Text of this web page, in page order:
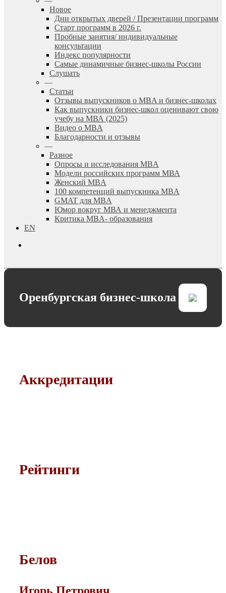
Новое
Дни открытых дверей / Презентации программ
Старт программ в 2026 г.
Пробные занятия/ индивидуальные
консультации
Индекс популярности
Самые динамичные бизнес-школы России
Слушать
—
Статьи
Отзывы выпускников о MBA и бизнес-школах
Как выпускники бизнес-школ оценивают свою
учебу на МВА (2025)
Видео о MBA
Благодарности и отзывы
—
Разное
Опросы и исследования MBA
Модели российских программ МВА
Женский MBA
100 компетенций выпускника MBA
GMAT для MBA
Юмор вокруг МВА и менеджмента
Критика MBA- образования
EN
Оренбургская бизнес-школа
Аккредитации
Рейтинги
Белов
Игорь Петрович